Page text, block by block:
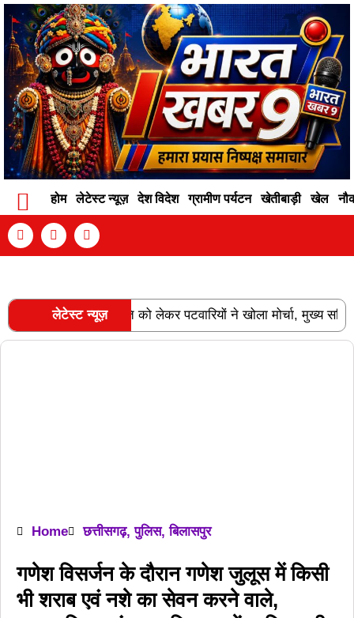
होम लेटेस्ट न्यूज़ देश विदेश ग्रामीण पर्यटन खेतीबाड़ी खेल
लेटेस्ट न्यूज़
और वेतन विसंगति को लेकर पटवारियों ने खोला मोर्चा, मुख्य सचिव को
RECENT POSTS
Home छत्तीसगढ़,पुलिस,बिलासपुर
गणेश विसर्जन के दौरान गणेश जुलूस में किसी
भी शराब एवं नशे का सेवन करने वाले,